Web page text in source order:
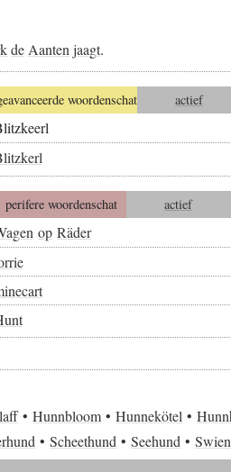
de Aanten jaagt.
woordenschat actief
perifere woordenschat actief
op Räder
Hunnbloom Hunnekötel
Scheethund Seehund